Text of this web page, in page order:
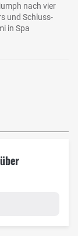
nach vier
und Schluss-
in Spa